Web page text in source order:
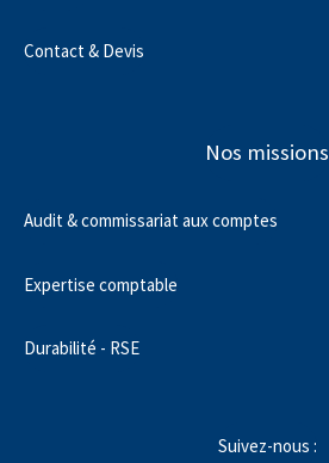
Contact & Devis
Nos missions
Audit & commissariat aux comptes
Expertise comptable
Durabilité - RSE
Suivez-nous :